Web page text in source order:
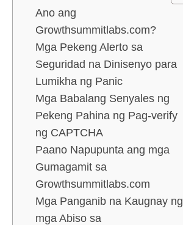
Ano ang
Growthsummitlabs.com?
Mga Pekeng Alerto sa
Seguridad na Dinisenyo para
Lumikha ng Panic
Mga Babalang Senyales ng
Pekeng Pahina ng Pag-verify
ng CAPTCHA
Paano Napupunta ang mga
Gumagamit sa
Growthsummitlabs.com
Mga Panganib na Kaugnay ng
mga Abiso sa